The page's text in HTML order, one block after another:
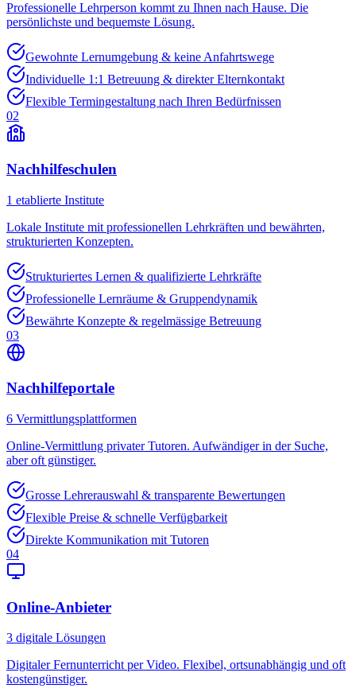
Professionelle Lehrperson kommt zu Ihnen nach Hause. Die
persönlichste und bequemste Lösung.
Gewohnte Lernumgebung & keine Anfahrtswege
Individuelle 1:1 Betreuung & direkter Elternkontakt
Flexible Termingestaltung nach Ihren Bedürfnissen
02
Nachhilfeschulen
1 etablierte Institute
Lokale Institute mit professionellen Lehrkräften und bewährten,
strukturierten Konzepten.
Strukturiertes Lernen & qualifizierte Lehrkräfte
Professionelle Lernräume & Gruppendynamik
Bewährte Konzepte & regelmässige Betreuung
03
Nachhilfeportale
6 Vermittlungsplattformen
Online-Vermittlung privater Tutoren. Aufwändiger in der Suche,
aber oft günstiger.
Grosse Lehrerauswahl & transparente Bewertungen
Flexible Preise & schnelle Verfügbarkeit
Direkte Kommunikation mit Tutoren
04
Online-Anbieter
3 digitale Lösungen
Digitaler Fernunterricht per Video. Flexibel, ortsunabhängig und oft
kostengünstiger.